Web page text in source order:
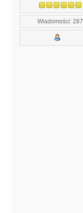
Wiadomości: 287